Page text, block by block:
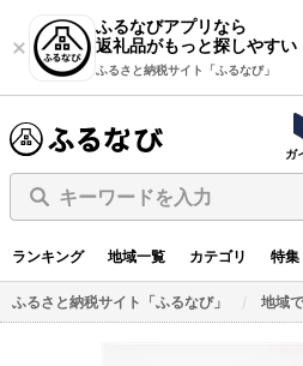
ふるなびアプリなら
返礼品がもっと探しやすい
ふるさと納税サイト「ふるなび」
ガ
キーワードを入力
ランキング 地域一覧 カテゴリ 特集
ふるさと納税サイト「ふるなび」 地域